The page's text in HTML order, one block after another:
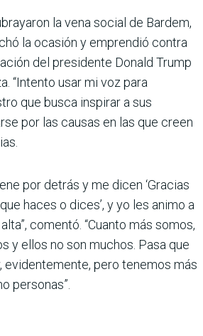
la vena social de Bardem,
la ocasión y emprendió contra
del presidente Donald Trump
“Intento usar mi voz para
que busca inspirar a sus
por las causas en las que creen
por detrás y me dicen ‘Gracias
haces o dices’, y yo les animo a
comentó. “Cuanto más somos,
y ellos no son muchos. Pasa que
evidentemente, pero tenemos más
personas”.